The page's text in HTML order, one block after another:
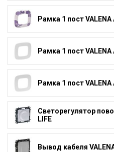
Рамка 1 пост VALENA
Рамка 1 пост VALENA
Рамка 1 пост VALENA
Светорегулятор
LIFE
Вывод кабеля